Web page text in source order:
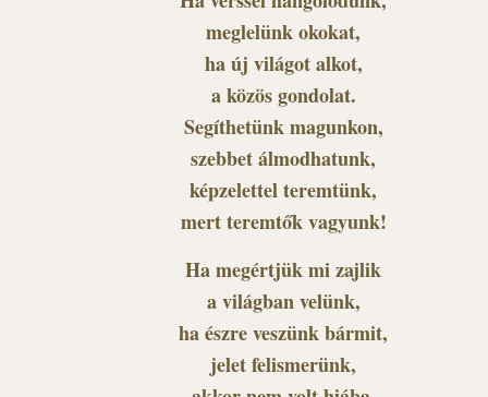
meglelünk okokat,
ha új világot alkot,
a közös gondolat.
Segíthetünk magunkon,
szebbet álmodhatunk,
képzelettel teremtünk,
mert teremtők vagyunk!
Ha megértjük mi zajlik
a világban velünk,
ha észre veszünk bármit,
jelet felismerünk,